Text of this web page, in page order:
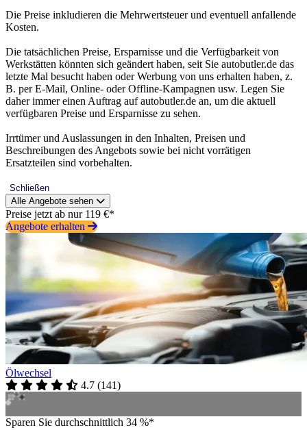
Die Preise inkludieren die Mehrwertsteuer und eventuell anfallende
Kosten.
Die tatsächlichen Preise, Ersparnisse und die Verfügbarkeit von
Werkstätten könnten sich geändert haben, seit Sie autobutler.de das
letzte Mal besucht haben oder Werbung von uns erhalten haben, z.
B. per E-Mail, Online- oder Offline-Kampagnen usw. Legen Sie
daher immer einen Auftrag auf autobutler.de an, um die aktuell
verfügbaren Preise und Ersparnisse zu sehen.
Irrtümer und Auslassungen in den Inhalten, Preisen und
Beschreibungen des Angebots sowie bei nicht vorrätigen
Ersatzteilen sind vorbehalten.
Schließen
Alle Angebote sehen
Preise jetzt ab nur 119 €*
Angebote erhalten
Ölwechsel
4.7 (141)
Sparen Sie durchschnittlich 34 %*